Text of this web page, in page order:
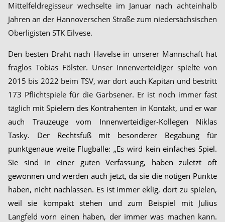
Mittelfeldregisseur wechselte im Januar nach achteinhalb
Jahren an der Hannoverschen Straße zum niedersächsischen
Oberligisten STK Eilvese.
Den besten Draht nach Havelse in unserer Mannschaft hat
fraglos Tobias Fölster. Unser Innenverteidiger spielte von
2015 bis 2022 beim TSV, war dort auch Kapitän und bestritt
173 Pflichtspiele für die Garbsener. Er ist noch immer fast
täglich mit Spielern des Kontrahenten in Kontakt, und er war
auch Trauzeuge vom Innenverteidiger-Kollegen Niklas
Tasky. Der Rechtsfuß mit besonderer Begabung für
punktgenaue weite Flugbälle: „Es wird kein einfaches Spiel.
Sie sind in einer guten Verfassung, haben zuletzt oft
gewonnen und werden auch jetzt, da sie die nötigen Punkte
haben, nicht nachlassen. Es ist immer eklig, dort zu spielen,
weil sie kompakt stehen und zum Beispiel mit Julius
Langfeld vorn einen haben, der immer was machen kann.